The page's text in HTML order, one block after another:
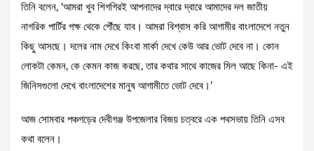
তিনি বলেন, ‘আমরা খুব শিগগিরই আপনাদের দ্বারে দ্বারে আমাদের দল জাতীয়
নাগরিক পার্টির পক্ষ থেকে পৌঁছে যাব। আমরা বিশ্বাস করি আগামীর বাংলাদেশে নতুন
কিছু আসছে। দলের নাম দেখে কিংবা মার্কা দেখে কেউ আর ভোট দেবে না। কোন
লোকটা কেমন, কে কেমন কাজ করছে, তার কথার সাথে কাজের মিল আছে কিনা- এই
জিনিসগুলো দেখে বাংলাদেশের মানুষ আগামীতে ভোট দেবে।’
আজ সোমবার পঞ্চগড়ের দেবীগঞ্জ উপজেলার বিজয় চত্বরে এক পথসভায় তিনি এসব
কথা বলেন।